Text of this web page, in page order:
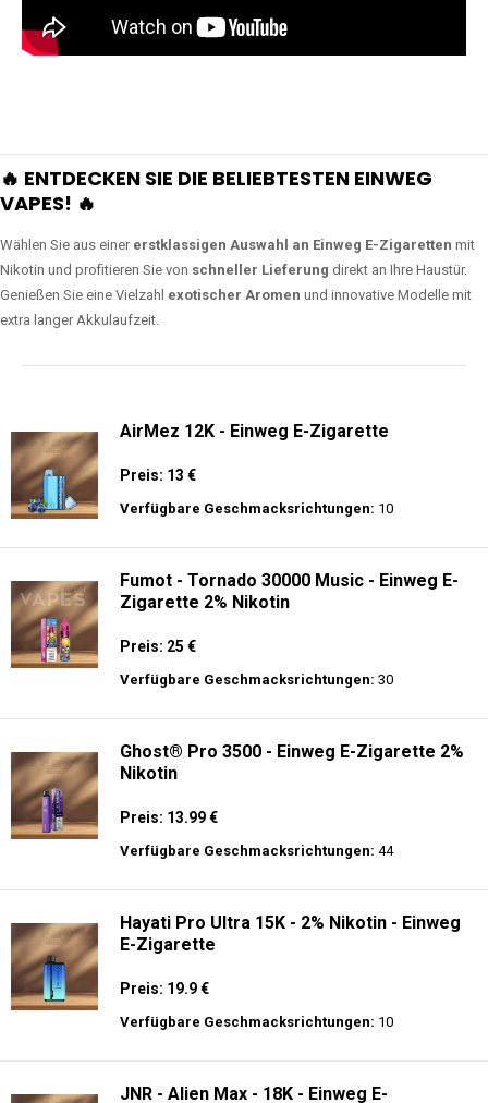
🔥 ENTDECKEN SIE DIE BELIEBTESTEN EINWEG
VAPES! 🔥
Wählen Sie aus einer erstklassigen Auswahl an Einweg E-Zigaretten mit
Nikotin und profitieren Sie von schneller Lieferung direkt an Ihre Haustür.
Genießen Sie eine Vielzahl exotischer Aromen und innovative Modelle mit
extra langer Akkulaufzeit.
AirMez 12K - Einweg E-Zigarette
Preis: 13 €
Verfügbare Geschmacksrichtungen: 10
Fumot - Tornado 30000 Music - Einweg E-
Zigarette 2% Nikotin
Preis: 25 €
Verfügbare Geschmacksrichtungen: 30
Ghost® Pro 3500 - Einweg E-Zigarette 2%
Nikotin
Preis: 13.99 €
Verfügbare Geschmacksrichtungen: 44
Hayati Pro Ultra 15K - 2% Nikotin - Einweg
E-Zigarette
Preis: 19.9 €
Verfügbare Geschmacksrichtungen: 10
JNR - Alien Max - 18K - Einweg E-